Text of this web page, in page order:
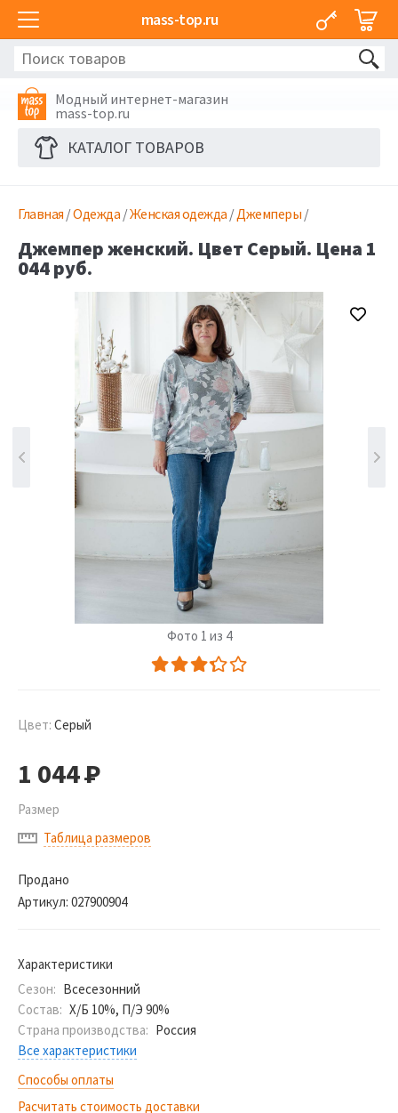
mass-top.ru
Модный интернет-магазин
mass-top.ru
КАТАЛОГ ТОВАРОВ
Главная /Одежда /Женская одежда /Джемперы /
Джемпер женский. Цвет Серый. Цена 1
044 руб.
Фото 1 из 4
Цвет: Серый
1 044Р
Размер
Таблица размеров
Продано
Артикул: 027900904
Характеристики
Сезон: Всесезонний
Состав: Х/Б 10%, П/Э 90%
Страна производства: Россия
Все характеристики
Способы оплаты
Расчитать стоимость доставки